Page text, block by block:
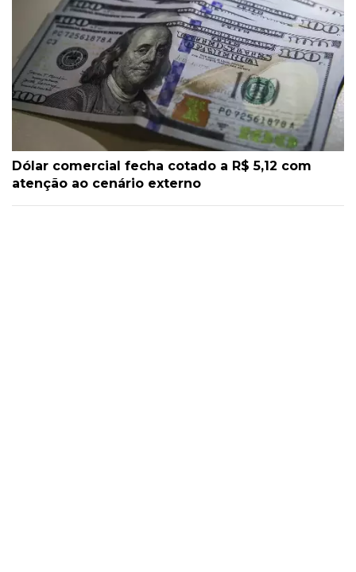
Dólar comercial fecha cotado a R$ 5,12 com
atenção ao cenário externo